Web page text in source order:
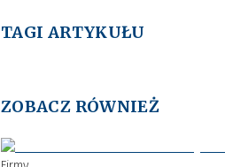
TAGI ARTYKUŁU
ZOBACZ RÓWNIEŻ